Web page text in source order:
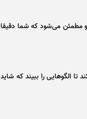
مطمئن می‌شود که شما دقیقا
الگوهایی را ببیند که شاید